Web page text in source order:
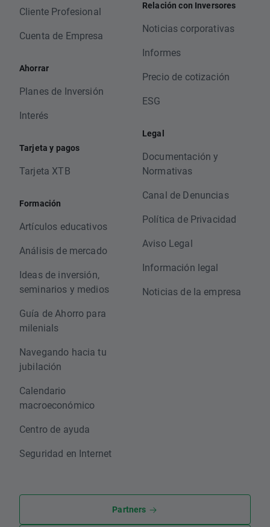
Cliente Profesional
Cuenta de Empresa
Ahorrar
Planes de Inversión
Interés
Tarjeta y pagos
Tarjeta XTB
Formación
Artículos educativos
Análisis de mercado
Ideas de inversión,
seminarios y medios
Guía de Ahorro para
milenials
Navegando hacia tu
jubilación
Calendario
macroeconómico
Centro de ayuda
Seguridad en Internet
Relación con Inversores
Noticias corporativas
Informes
Precio de cotización
ESG
Legal
Documentación y
Normativas
Canal de Denuncias
Política de Privacidad
Aviso Legal
Información legal
Noticias de la empresa
Partners